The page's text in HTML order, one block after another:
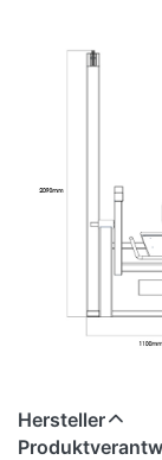
Hersteller